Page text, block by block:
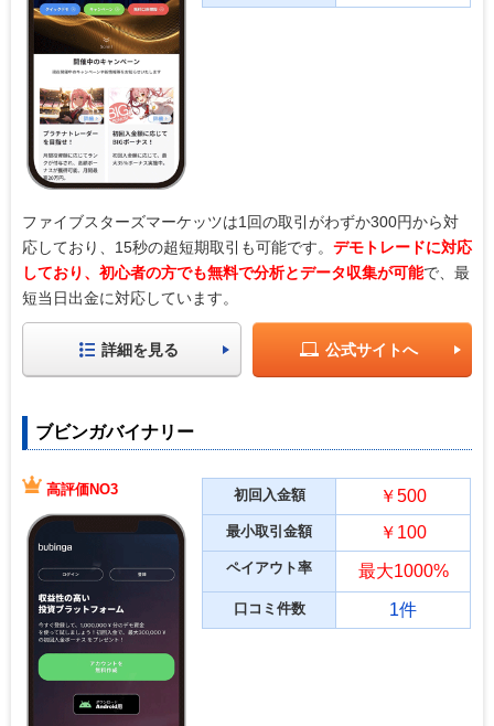
ファイブスターズマーケッツは1回の取引がわずか300円から対
応しており、15秒の超短期取引も可能です。 デモトレードに対応
しており、初心者の方でも無料で分析とデータ収集が可能で、最
短当日出金に対応しています。
詳細を見る 公式サイトへ
ブビンガバイナリー
高評価NO3 初回入金額 ￥500
最小取引金額 ￥100
ペイアウト率 最大1000%
口コミ件数 1件